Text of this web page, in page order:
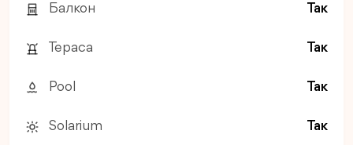
Балкон Так
Тераса Так
Pool Так
Solarium Так